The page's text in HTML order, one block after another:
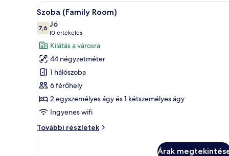
A
következő
szoba
összes
képének
megtekintése:
Szoba
(Family
Room)
Egy szállodai szoba,
6
Szoba (Family Room)
7,610-ből 7,6
Jó
10 értékelés
(10
értékelés)
Kilátás a városra
44 négyzetméter
1 hálószoba
6 férőhely
2 egyszemélyes ágy és 1 kétszemélyes ágy
Ingyenes wifi
További részletek
Szoba
Árak